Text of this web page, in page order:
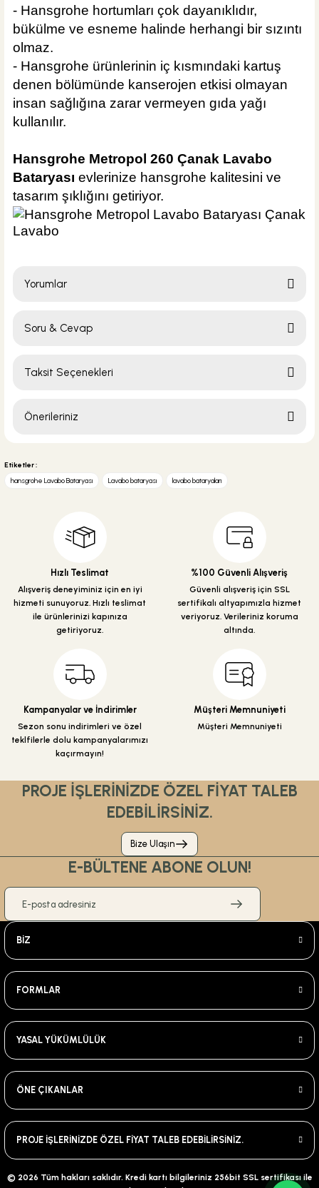
- Hansgrohe hortumları çok dayanıklıdır,
bükülme ve esneme halinde herhangi bir sızıntı
olmaz.
- Hansgrohe ürünlerinin iç kısmındaki kartuş
denen bölümünde kanserojen etkisi olmayan
insan sağlığına zarar vermeyen gıda yağı
kullanılır.
Hansgrohe Metropol 260 Çanak Lavabo
Bataryası evlerinize hansgrohe kalitesini ve
tasarım şıklığını getiriyor.
Yorumlar
Soru & Cevap
Taksit Seçenekleri
Önerileriniz
yetersiz gördüğünüz noktaları öneri formunu kullanarak tarafımıza
Görüş ve önerileriniz için teşekkür ederiz.
Ürün resmi kalitesiz, bozuk veya görüntülenemiyor.
Ürün açıklamasında eksik bilgiler bulunuyor.
Ürün fiyatı diğer sitelerden daha pahalı.
Bu ürüne benzer farklı alternatifler olmalı.
Etiketler :
hansgrohe Lavabo Bataryası
Lavabo bataryası lavabo bataryaları
Hızlı Teslimat
Alışveriş deneyiminiz için en iyi
hizmeti sunuyoruz. Hızlı teslimat
ile ürünlerinizi kapınıza
getiriyoruz.
%100 Güvenli Alışveriş
Güvenli alışveriş için SSL
sertifikalı altyapımızla hizmet
veriyoruz. Verileriniz koruma
altında.
Kampanyalar ve İndirimler
Sezon sonu indirimleri ve özel
teklfilerle dolu kampanyalarımızı
kaçırmayın!
Müşteri Memnuniyeti
Müşteri Memnuniyeti
PROJE İŞLERİNİZDE ÖZEL FİYAT TALEB
EDEBİLİRSİNİZ.
Bize Ulaşın
E-BÜLTENE ABONE OLUN!
BİZ
FORMLAR
YASAL YÜKÜMLÜLÜK
ÖNE ÇIKANLAR
PROJE İŞLERİNİZDE ÖZEL FİYAT TALEB EDEBİLİRSİNİZ.
© 2026 Tüm hakları saklıdır. Kredi kartı bilgileriniz 256bit SSL sertifikası ile